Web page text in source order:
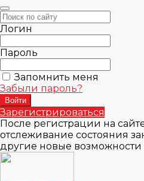
Логин
Пароль
Запомнить меня
Забыли пароль?
Зарегистрироваться
После регистрации на
отслеживание состояния
другие новые возможности